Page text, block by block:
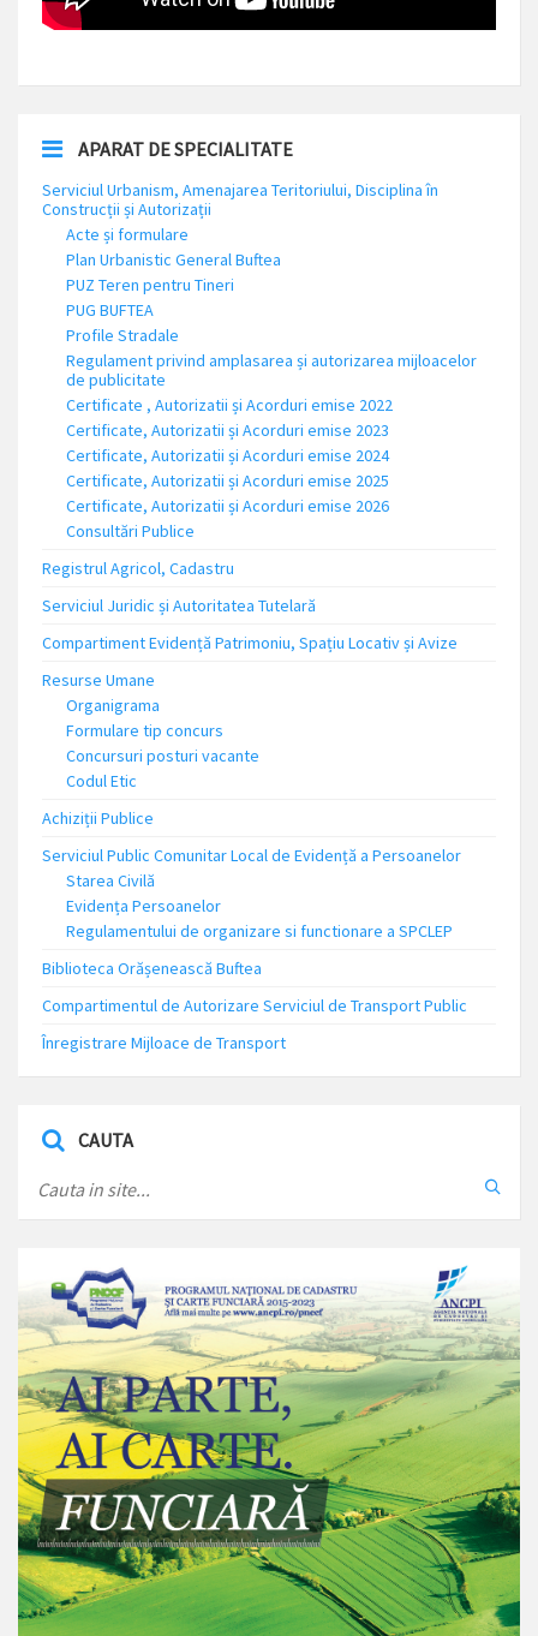
APARAT DE SPECIALITATE
Serviciul Urbanism, Amenajarea Teritoriului, Disciplina în
Construcții și Autorizații
Acte și formulare
Plan Urbanistic General Buftea
PUZ Teren pentru Tineri
PUG BUFTEA
Profile Stradale
Regulament privind amplasarea și autorizarea mijloacelor
de publicitate
Certificate , Autorizatii și Acorduri emise 2022
Certificate, Autorizatii și Acorduri emise 2023
Certificate, Autorizatii și Acorduri emise 2024
Certificate, Autorizatii și Acorduri emise 2025
Certificate, Autorizatii și Acorduri emise 2026
Consultări Publice
Registrul Agricol, Cadastru
Serviciul Juridic și Autoritatea Tutelară
Compartiment Evidență Patrimoniu, Spațiu Locativ și Avize
Resurse Umane
Organigrama
Formulare tip concurs
Concursuri posturi vacante
Codul Etic
Achiziții Publice
Serviciul Public Comunitar Local de Evidență a Persoanelor
Starea Civilă
Evidența Persoanelor
Regulamentului de organizare si functionare a SPCLEP
Biblioteca Orășenească Buftea
Compartimentul de Autorizare Serviciul de Transport Public
Înregistrare Mijloace de Transport
CAUTA